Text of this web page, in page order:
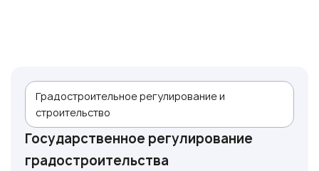
Градостроительное регулирование и
строительство
Государственное регулирование
градостроительства